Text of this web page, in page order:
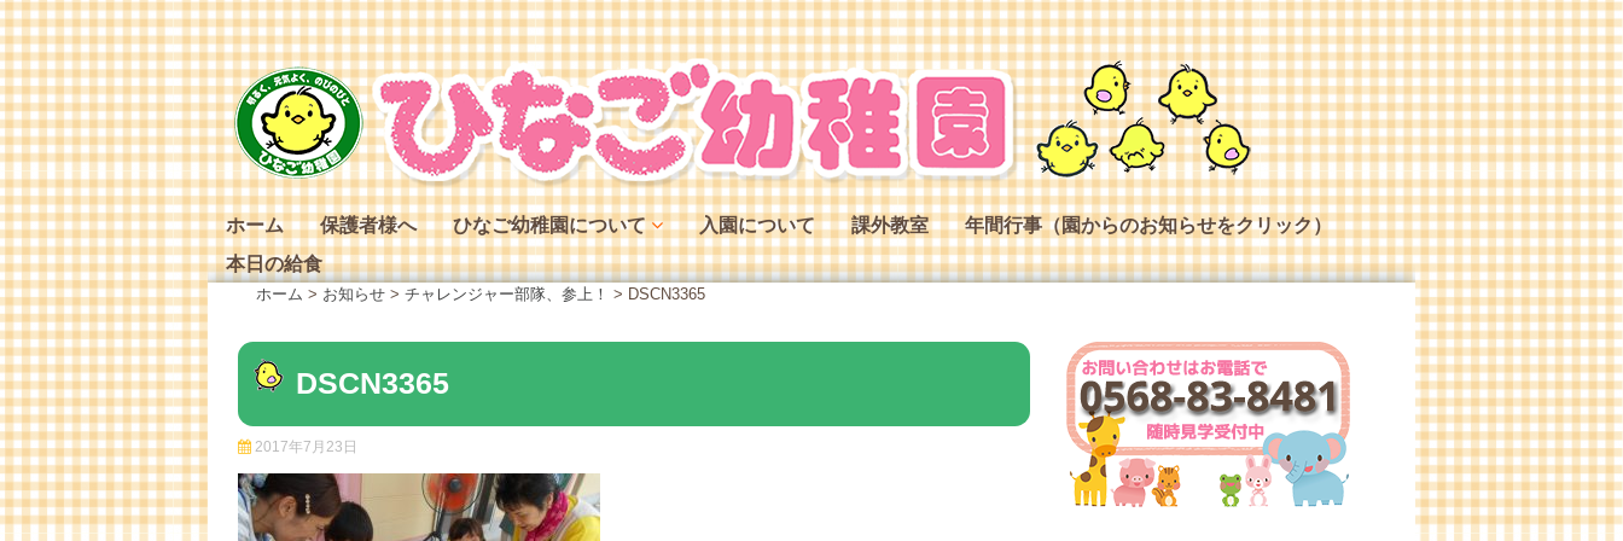
Skip
to
content
ホーム 保護者様へ
ひなご幼稚園について
ひなご幼稚園の特色
ひなご幼稚園の役割
ひなご幼稚園の一日
入園について 課外教室
年間行事（園からのお知らせをクリック）
本日の給食
ホーム > お知らせ > チャレンジャー部隊、参上！ > DSCN3365
DSCN3365
2017年7月23日